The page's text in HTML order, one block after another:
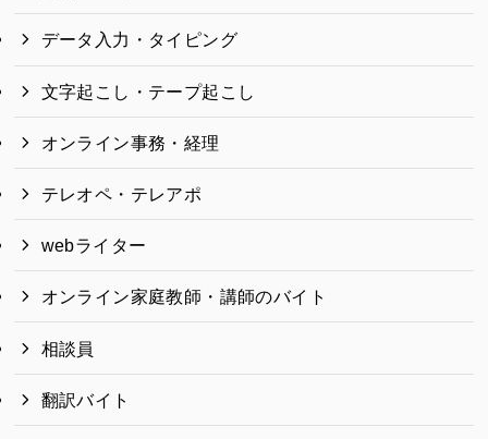
データ入力・タイピング
文字起こし・テープ起こし
オンライン事務・経理
テレオペ・テレアポ
webライター
オンライン家庭教師・講師のバイト
相談員
翻訳バイト